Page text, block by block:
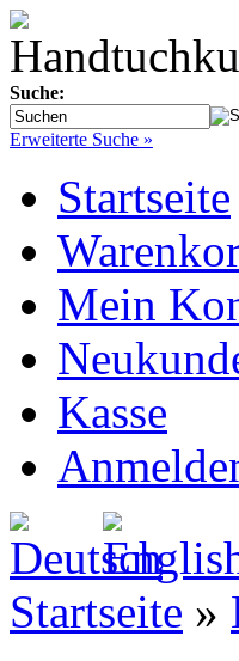
Suche:
Erweiterte Suche »
Startseite
Mein
Kasse
Startseite »